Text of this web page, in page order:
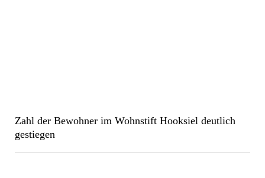
Zahl der Bewohner im Wohnstift Hooksiel deutlich
gestiegen